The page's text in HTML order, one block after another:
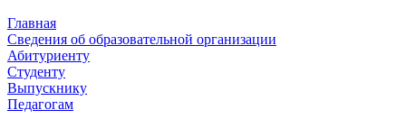
Главная
Сведения об образовательной организации
Абитуриенту
Студенту
Выпускнику
Педагогам